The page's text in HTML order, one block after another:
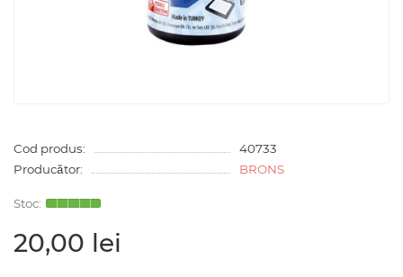
Cod produs:
40733
Producător:
BRONS
20,00 lei